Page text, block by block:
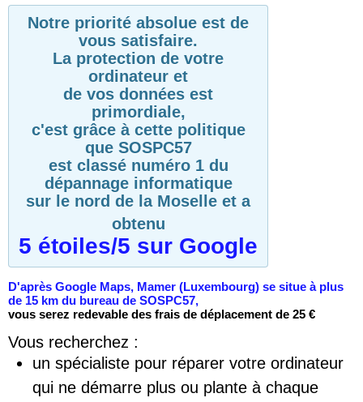
Notre priorité absolue est de
vous satisfaire.
La protection de votre
ordinateur et
de vos données est
primordiale,
c'est grâce à cette politique
que SOSPC57
est classé numéro 1 du
dépannage informatique
sur le nord de la Moselle et a
obtenu
5 étoiles/5 sur Google
D'après Google Maps, Mamer (Luxembourg) se situe à plus
de 15 km du bureau de SOSPC57,
vous serez redevable des frais de déplacement de 25 €
Vous recherchez :
un spécialiste pour réparer votre ordinateur
qui ne démarre plus ou plante à chaque